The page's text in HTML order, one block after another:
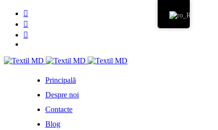
Principală
Despre noi
Contacte
Blog